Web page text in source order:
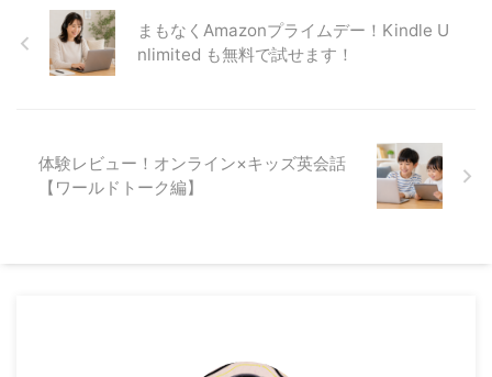
まもなくAmazonプライムデー！Kindle U
nlimited も無料で試せます！
体験レビュー！オンライン×キッズ英会話
【ワールドトーク編】